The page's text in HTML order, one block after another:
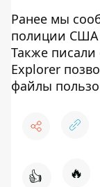
Ранее мы
полиции США
Также
Explorer
файлы
👍 🔥